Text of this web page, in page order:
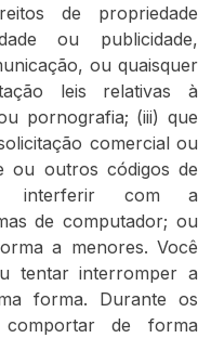
de propriedade
ou publicidade,
ou quaisquer
leis relativas à
pornografia; (iii) que
comercial ou
ou outros códigos de
interferir com a
de computador; ou
a menores. Você
tentar interromper a
forma. Durante os
de forma